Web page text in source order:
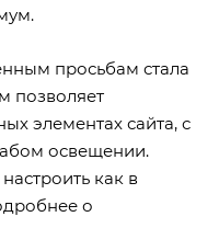
просьбам стала
позволяет
элементах сайта, с
освещении.
как в
о